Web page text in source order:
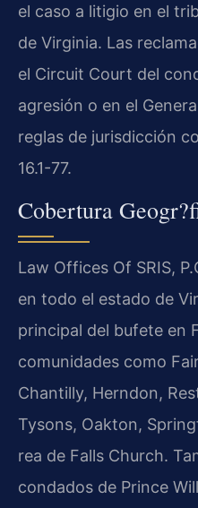
el caso a litigio en el
de Virginia. Las
el Circuit Court del
agresión o en el
reglas de jurisdicción
16.1-77.
Cobertura
Law Offices Of SRIS,
en todo el estado de
principal del bufete en
comunidades como
Chantilly, Herndon,
Tysons, Oakton,
rea de Falls Church.
condados de Prince